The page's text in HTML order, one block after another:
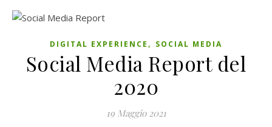
DIGITAL EXPERIENCE , SOCIAL MEDIA
Social Media Report del
2020
19 Maggio 2021